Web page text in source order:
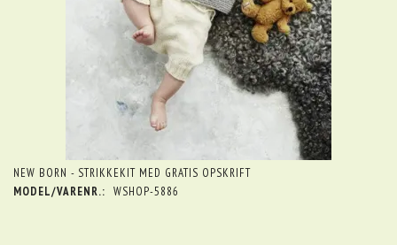
NEW BORN - STRIKKEKIT MED GRATIS OPSKRIFT
MODEL/VARENR.: WSHOP-5886